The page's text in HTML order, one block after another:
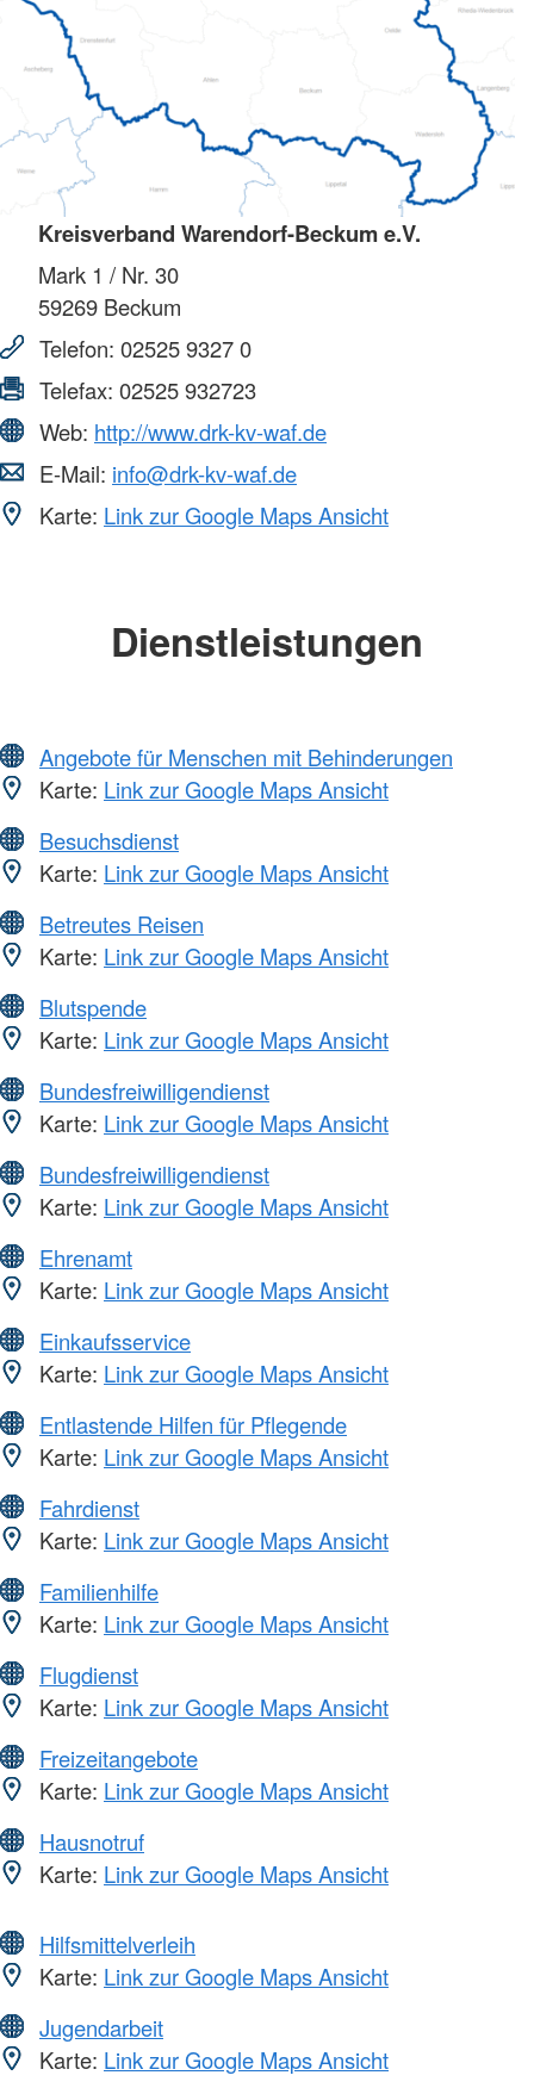
Kreisverband Warendorf-Beckum e.V.
Mark 1 / Nr. 30
59269 Beckum
Telefon: 02525 9327 0
Telefax: 02525 932723
Web: http://www.drk-kv-waf.de
E-Mail: info@drk-kv-waf.de
Karte: Link zur Google Maps Ansicht
Dienstleistungen
Angebote für Menschen mit Behinderungen
Karte: Link zur Google Maps Ansicht
Besuchsdienst
Karte: Link zur Google Maps Ansicht
Betreutes Reisen
Karte: Link zur Google Maps Ansicht
Blutspende
Karte: Link zur Google Maps Ansicht
Bundesfreiwilligendienst
Karte: Link zur Google Maps Ansicht
Bundesfreiwilligendienst
Karte: Link zur Google Maps Ansicht
Ehrenamt
Karte: Link zur Google Maps Ansicht
Einkaufsservice
Karte: Link zur Google Maps Ansicht
Entlastende Hilfen für Pflegende
Karte: Link zur Google Maps Ansicht
Fahrdienst
Karte: Link zur Google Maps Ansicht
Familienhilfe
Karte: Link zur Google Maps Ansicht
Flugdienst
Karte: Link zur Google Maps Ansicht
Freizeitangebote
Karte: Link zur Google Maps Ansicht
Hausnotruf
Karte: Link zur Google Maps Ansicht
Hilfsmittelverleih
Karte: Link zur Google Maps Ansicht
Jugendarbeit
Karte: Link zur Google Maps Ansicht